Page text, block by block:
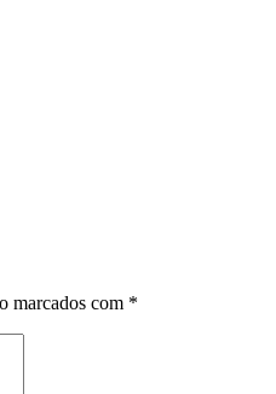
marcados com *